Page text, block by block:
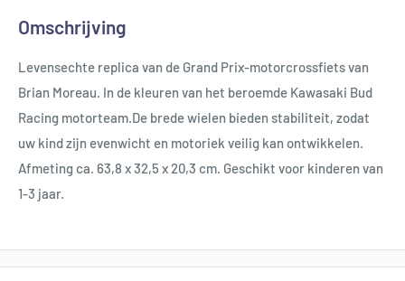
Omschrijving
Levensechte replica van de Grand Prix-motorcrossfiets van
Brian Moreau. In de kleuren van het beroemde Kawasaki Bud
Racing motorteam. De brede wielen bieden stabiliteit, zodat
uw kind zijn evenwicht en motoriek veilig kan ontwikkelen.
Afmeting ca. 63,8 x 32,5 x 20,3 cm. Geschikt voor kinderen van
1-3 jaar.